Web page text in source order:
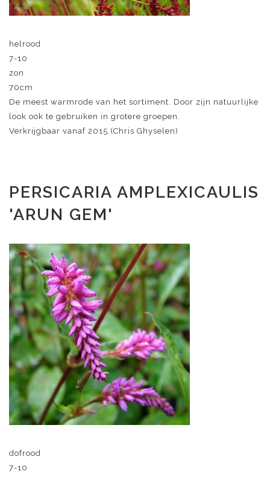
helrood
7-10
zon
70cm
De meest warmrode van het sortiment. Door zijn natuurlijke
look ook te gebruiken in grotere groepen.
Verkrijgbaar vanaf 2015.(Chris Ghyselen)
PERSICARIA AMPLEXICAULIS
'ARUN GEM'
dofrood
7-10